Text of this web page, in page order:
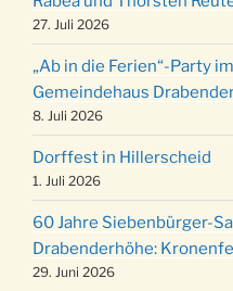
24.12.
24.12.
15:00 Uhr
24.12.
18:00 Uhr
24.12.
Christmette mit
um 23:00 Uhr
31.12.
Gottesdienst zu
18:00 Uhr
27. Juli 2026
„Ab in die Ferien“-Party
Gemeindehaus
8. Juli 2026
Dorffest in Hillerscheid
1. Juli 2026
60 Jahre Siebenbürger-
Drabenderhöhe:
29. Juni 2026